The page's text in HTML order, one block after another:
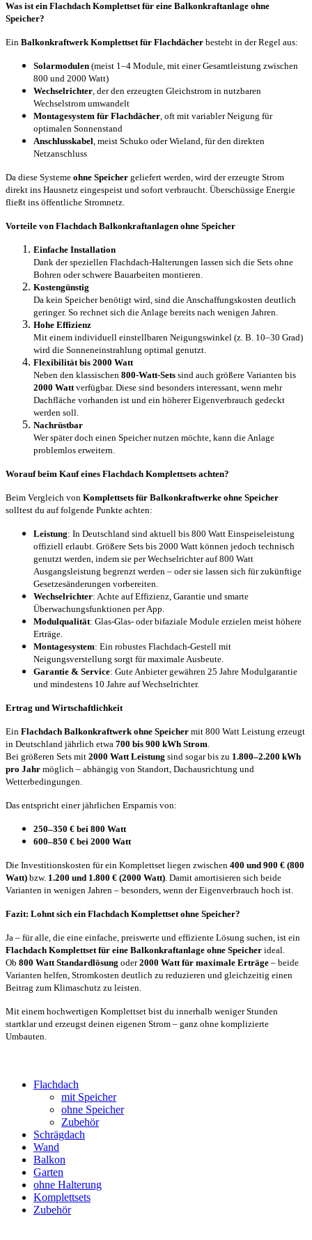
Was ist ein Flachdach Komplettset für eine Balkonkraftanlage ohne
Speicher?
Ein Balkonkraftwerk Komplettset für Flachdächer besteht in der Regel aus:
Solarmodulen (meist 1–4 Module, mit einer Gesamtleistung zwischen
800 und 2000 Watt)
Wechselrichter , der den erzeugten Gleichstrom in nutzbaren
Wechselstrom umwandelt
Montagesystem für Flachdächer , oft mit variabler Neigung für
optimalen Sonnenstand
Anschlusskabel , meist Schuko oder Wieland, für den direkten
Netzanschluss
Da diese Systeme ohne Speicher geliefert werden, wird der erzeugte Strom
direkt ins Hausnetz eingespeist und sofort verbraucht. Überschüssige Energie
fließt ins öffentliche Stromnetz.
Vorteile von Flachdach Balkonkraftanlagen ohne Speicher
Einfache Installation
Dank der speziellen Flachdach-Halterungen lassen sich die Sets ohne
Bohren oder schwere Bauarbeiten montieren.
Kostengünstig
Da kein Speicher benötigt wird, sind die Anschaffungskosten deutlich
geringer. So rechnet sich die Anlage bereits nach wenigen Jahren.
Hohe Effizienz
Mit einem individuell einstellbaren Neigungswinkel (z. B. 10–30 Grad)
wird die Sonneneinstrahlung optimal genutzt.
Flexibilität bis 2000 Watt
Neben den klassischen 800-Watt-Sets sind auch größere Varianten bis
2000 Watt verfügbar. Diese sind besonders interessant, wenn mehr
Dachfläche vorhanden ist und ein höherer Eigenverbrauch gedeckt
werden soll.
Nachrüstbar
Wer später doch einen Speicher nutzen möchte, kann die Anlage
problemlos erweitern.
Worauf beim Kauf eines Flachdach Komplettsets achten?
Beim Vergleich von Komplettsets für Balkonkraftwerke ohne Speicher
solltest du auf folgende Punkte achten:
Leistung: In Deutschland sind aktuell bis 800 Watt Einspeiseleistung
offiziell erlaubt. Größere Sets bis 2000 Watt können jedoch technisch
genutzt werden, indem sie per Wechselrichter auf 800 Watt
Ausgangsleistung begrenzt werden – oder sie lassen sich für zukünftige
Gesetzesänderungen vorbereiten.
Wechselrichter: Achte auf Effizienz, Garantie und smarte
Überwachungsfunktionen per App.
Modulqualität: Glas-Glas- oder bifaziale Module erzielen meist höhere
Erträge.
Montagesystem: Ein robustes Flachdach-Gestell mit
Neigungsverstellung sorgt für maximale Ausbeute.
Garantie & Service: Gute Anbieter gewähren 25 Jahre Modulgarantie
und mindestens 10 Jahre auf Wechselrichter.
Ertrag und Wirtschaftlichkeit
Ein Flachdach Balkonkraftwerk ohne Speicher mit 800 Watt Leistung erzeugt
in Deutschland jährlich etwa 700 bis 900 kWh Strom
Bei größeren Sets mit 2000 Watt Leistung sind sogar bis zu 1.800–2.200 kWh
pro Jahr möglich – abhängig von Standort, Dachausrichtung und
Wetterbedingungen.
Das entspricht einer jährlichen Ersparnis von:
250–350 € bei 800 Watt
600–850 € bei 2000 Watt
Die Investitionskosten für ein Komplettset liegen zwischen 400 und 900 € (800
Watt) bzw. 1.200 und 1.800 € (2000 Watt) . Damit amortisieren sich beide
Varianten in wenigen Jahren – besonders, wenn der Eigenverbrauch hoch ist.
Fazit: Lohnt sich ein Flachdach Komplettset ohne Speicher?
Ja – für alle, die eine einfache, preiswerte und effiziente Lösung suchen, ist ein
Flachdach Komplettset für eine Balkonkraftanlage ohne Speicher ideal.
Ob 800 Watt Standardlösung oder2000 Watt für maximale Erträge – beide
Varianten helfen, Stromkosten deutlich zu reduzieren und gleichzeitig einen
Beitrag zum Klimaschutz zu leisten.
Mit einem hochwertigen Komplettset bist du innerhalb weniger Stunden
startklar und erzeugst deinen eigenen Strom – ganz ohne komplizierte
Umbauten.
Flachdach
mit Speicher
ohne Speicher
Zubehör
Schrägdach
Wand
Balkon
Garten
ohne Halterung
Komplettsets
Zubehör